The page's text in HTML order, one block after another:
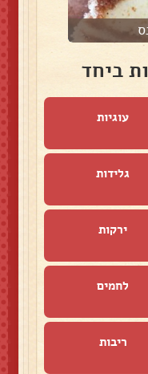
ביחד
עוגיות
גלידות
ירקות
לחמים
ריבות